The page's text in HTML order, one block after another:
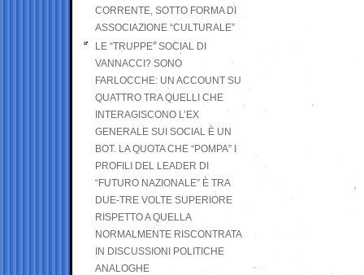
CORRENTE, SOTTO FORMA DI
ASSOCIAZIONE “CULTURALE”
LE “TRUPPE” SOCIAL DI
VANNACCI? SONO
FARLOCCHE: UN ACCOUNT SU
QUATTRO TRA QUELLI CHE
INTERAGISCONO L’EX
GENERALE SUI SOCIAL È UN
BOT. LA QUOTA CHE “POMPA” I
PROFILI DEL LEADER DI
“FUTURO NAZIONALE” È TRA
DUE-TRE VOLTE SUPERIORE
RISPETTO A QUELLA
NORMALMENTE RISCONTRATA
IN DISCUSSIONI POLITICHE
ANALOGHE